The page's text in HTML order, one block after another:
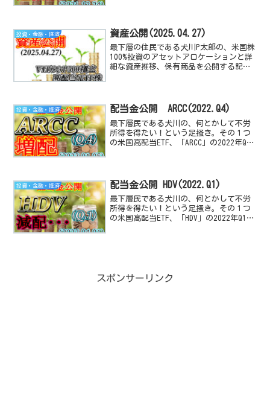
投資・金融・経済 資産公開(2025.04.27)
最下層の住民である犬川P太郎の、米国株
100%投資のアセットアロケーションと詳
細な資産推移、保有商品を公開する記事
投資・金融・経済 配当金公開 ARCC(2022.Q4)
最下層民である犬川の、何とかして不労
所得を得たい！という足掻き。その１つ
の米国高配当ETF、「ARCC」の2022年Q4
投資・金融・経済 配当金公開 HDV(2022.Q1)
最下層民である犬川の、何とかして不労
所得を得たい！という足掻き。その１つ
の米国高配当ETF、「HDV」の2022年Q1の
スポンサーリンク